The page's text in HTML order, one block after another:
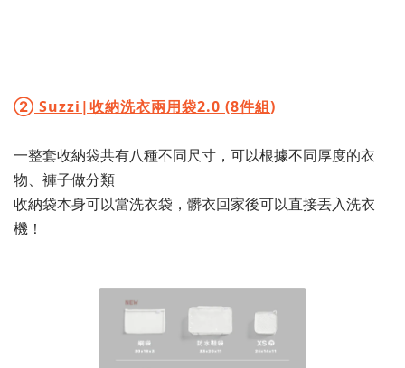
② Suzzi|收納洗衣兩用袋2.0 (8件組)
一整套收納袋共有八種不同尺寸，可以根據不同厚度的衣
物、褲子做分類
收納袋本身可以當洗衣袋，髒衣回家後可以直接丟入洗衣
機！